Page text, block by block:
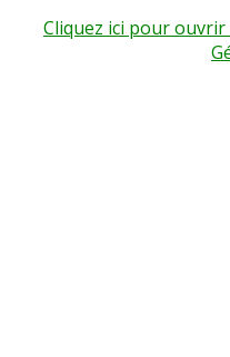
Cliquez ici pour